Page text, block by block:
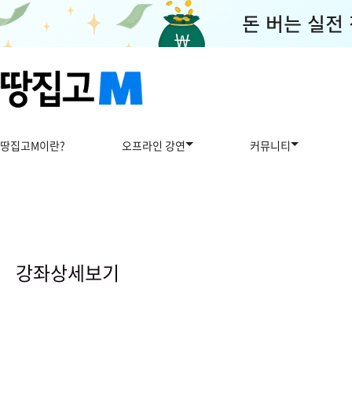
땅집고M이란? 오프라인 강연 커뮤니티
상강좌상세보기